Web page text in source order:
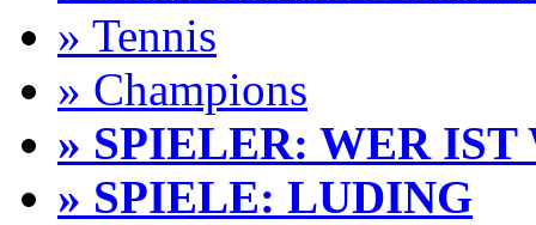
» Tennis
» Champions
» SPIELER: WER IST
» SPIELE: LUDING